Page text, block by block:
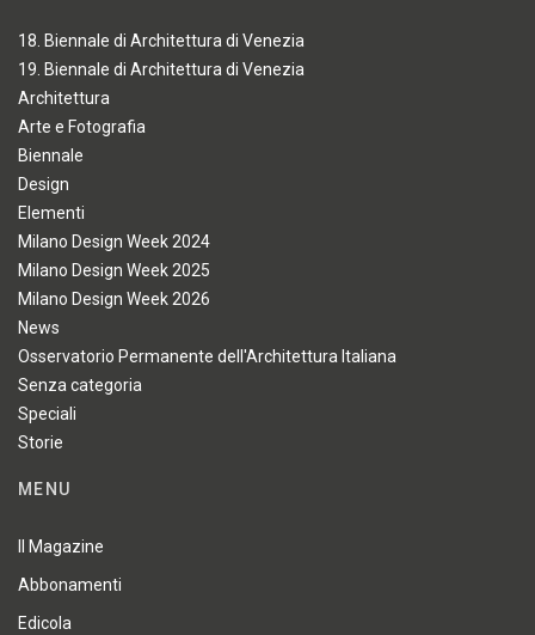
18. Biennale di Architettura di Venezia
19. Biennale di Architettura di Venezia
Architettura
Arte e Fotografia
Biennale
Design
Elementi
Milano Design Week 2024
Milano Design Week 2025
Milano Design Week 2026
News
Osservatorio Permanente dell'Architettura Italiana
Senza categoria
Speciali
Storie
MENU
Il Magazine
Abbonamenti
Edicola